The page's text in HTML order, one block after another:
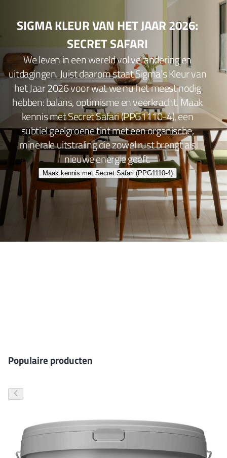
SIGMA KLEUR VAN HET JAAR 2026:
SECRET SAFARI
We leven in een wereld vol verandering en
uitdagingen. Juist daarom staat Sigma’s Kleur van
het Jaar 2026 voor wat we nu het meest nodig
hebben: balans, optimisme en veerkracht. Maak
kennis met Secret Safari (PPG1110-4), een
subtiel geelgroene tint met een organische,
minerale uitstraling die zowel rust brengt als
nieuwe energie geeft.
Maak kennis met Secret Safari (PPG1110-4)
Populaire producten